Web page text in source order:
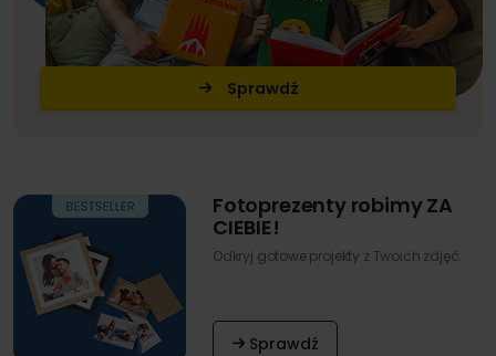
Sprawdź
Fotoprezenty robimy ZA
CIEBIE!
Odkryj gotowe projekty z Twoich zdjęć.
Sprawdź